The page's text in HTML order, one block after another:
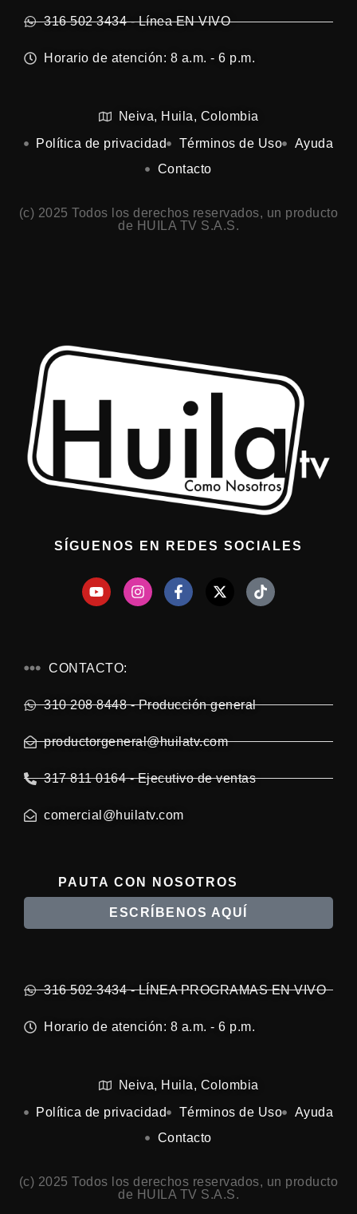
316 502 3434 - Línea EN VIVO
Horario de atención: 8 a.m. - 6 p.m.
Neiva, Huila, Colombia
Política de privacidad
Términos de Uso
Ayuda
Contacto
(c) 2025 Todos los derechos reservados, un producto
de HUILA TV S.A.S.
SÍGUENOS EN REDES SOCIALES
CONTACTO:
310 208 8448 - Producción general
productorgeneral@huilatv.com
317 811 0164 - Ejecutivo de ventas
comercial@huilatv.com
PAUTA CON NOSOTROS
ESCRÍBENOS AQUÍ
316 502 3434 - LÍNEA PROGRAMAS EN VIVO
Horario de atención: 8 a.m. - 6 p.m.
Neiva, Huila, Colombia
Política de privacidad
Términos de Uso
Ayuda
Contacto
(c) 2025 Todos los derechos reservados, un producto
de HUILA TV S.A.S.